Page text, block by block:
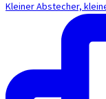
Kleiner Abstecher,